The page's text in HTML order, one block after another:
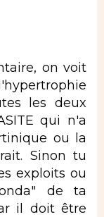
on voit
les deux
qui n'a
ou la
Sinon tu
exploits ou
de ta
il doit être